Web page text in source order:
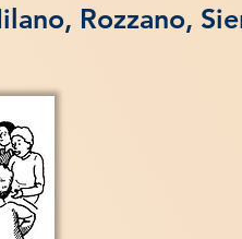
Rozzano,